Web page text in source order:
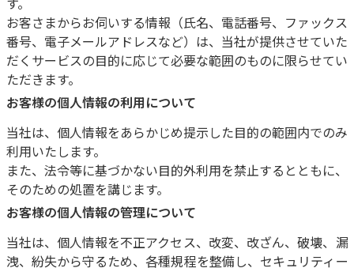
お客さまからお伺いする情報（氏名、電話番号、ファックス
番号、電子メールアドレスなど）は、当社が提供させていた
だくサービスの目的に応じて必要な範囲のものに限らせてい
ただきます。
お客様の個人情報の利用について
当社は、個人情報をあらかじめ提示した目的の範囲内でのみ
利用いたします。
また、法令等に基づかない目的外利用を禁止するとともに、
そのための処置を講じます。
お客様の個人情報の管理について
当社は、個人情報を不正アクセス、改変、改ざん、破壊、漏
洩、紛失から守るため、各種規程を整備し、セキュリティー